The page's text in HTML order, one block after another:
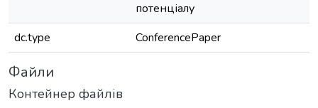
потенціалу
dc.type
ConferencePaper
Файли
Контейнер файлів